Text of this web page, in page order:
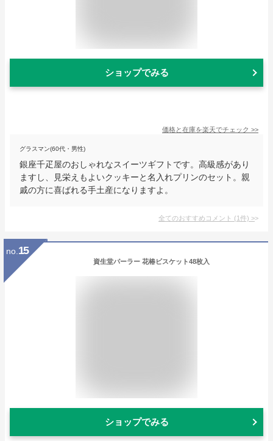
ショップでみる
価格と在庫を楽天でチェック >>
グラスマン(60代・男性)
銀座千疋屋のおしゃれなスイーツギフトです。高級感があり
ますし、見栄えもよいクッキーと名入れプリンのセット。親
戚の方に喜ばれる手土産になりますよ。
全てのおすすめコメント (1件) >
no. 15
資生堂パーラー 花椿ビスケット48枚入
ショップでみる